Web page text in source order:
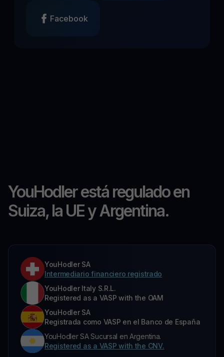
Facebook
YouHodler está regulado en
Suiza, la UE y Argentina.
YouHodler SA
Intermediario financiero registrado
YouHodler Italy S.R.L.
Registered as a VASP with the OAM
YouHodler SA
Registrada como VASP en el Banco de España
YouHodler SA Sucursal en Argentina.
Registered as a VASP with the CNV.